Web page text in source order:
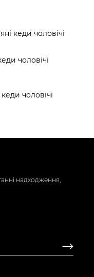
кеди чоловічі
чоловічі
кеди чоловічі
надходження,